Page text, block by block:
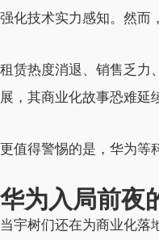
强化技术实力感知。然而
租赁热度消退、销售乏力
展，其商业化故事恐难延
更值得警惕的是，华为等
华为入局前夜
当宇树们还在为商业化